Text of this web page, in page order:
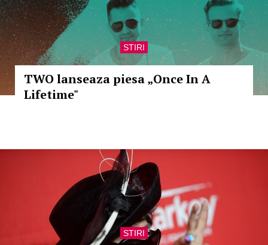
STIRI
TWO lanseaza piesa „Once In A
Lifetime"
STIRI